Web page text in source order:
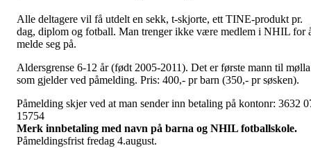
Alle deltagere vil få utdelt en sekk, t-skjorte, ett TINE-produkt pr.
dag, diplom og fotball. Man trenger ikke være medlem i NHIL for
melde seg på.
Aldersgrense 6-12 år (født 2005-2011). Det er første mann til mølla
som gjelder ved påmelding. Pris: 400,- pr barn (350,- pr søsken).
Påmelding skjer ved at man sender inn betaling på kontonr: 3632
15754
Merk innbetaling med navn på barna og NHIL fotballskole.
Påmeldingsfrist fredag 4.august.